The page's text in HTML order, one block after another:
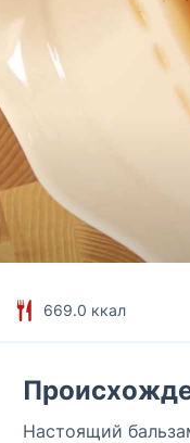
669.0 ккал
Настоящий